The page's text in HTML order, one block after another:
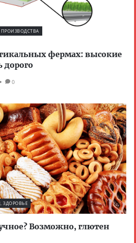
фермах: высокие
дорого
0
ЗДОРОВЬЕ
Возможно, глютен